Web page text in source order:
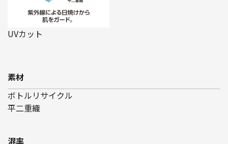
UVカット
素材
ボトルリサイクル
平二重織
混率